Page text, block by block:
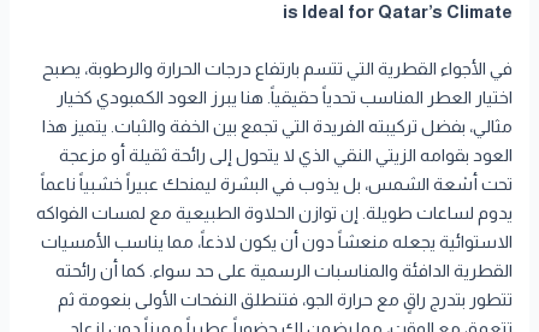
is Ideal for Qatar’s Climate
في الأجواء القطرية التي تتسم بارتفاع درجات الحرارة والرطوبة، يصبح
اختيار العطر المناسب تحدياً حقيقياً. هنا يبرز العود الكمبودي كخيار
مثالي، بفضل تركيبته الفريدة التي تجمع بين الخفة والثبات. يتميز هذا
العود بقوامه الزيتي النقي الذي لا يتحول إلى رائحة ثقيلة أو مزعجة
تحت أشعة الشمس، بل يذوب في البشرة ليمنحك عبيراً خشبياً ناعماً
يدوم لساعات طويلة. إن توازن الحلاوة الطبيعية مع لمسات الفواكه
الاستوائية يجعله منعشاً دون أن يكون لاذعاً، مما يناسب الأمسيات
القطرية الدافئة والمناسبات الرسمية على حد سواء. كما أن رائحته
تتطور بتدرج راقٍ مع حرارة الجو، فتنطلق النفحات الأولى بنعومة ثم